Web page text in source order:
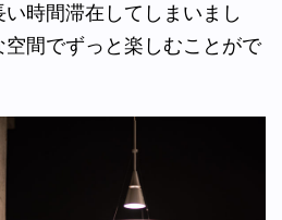
時間滞在してしまいまし
間でずっと楽しむことがで